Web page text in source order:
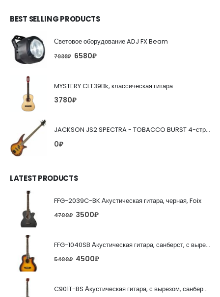
BEST SELLING PRODUCTS
Световое оборудование ADJ FX Beam
7938₽ 6580₽
MYSTERY CLT39Bk, классическая гитара
3780₽
JACKSON JS2 SPECTRA - TOBACCO BURST 4-струнная бас-гитара
0₽
LATEST PRODUCTS
FFG-2039C-BK Акустическая гитара, черная, Foix
4700₽ 3500₽
FFG-1040SB Акустическая гитара, санберст, с вырезом, Foix
5400₽ 4500₽
C901T-BS Акустическая гитара, с вырезом, санберст, Caraya